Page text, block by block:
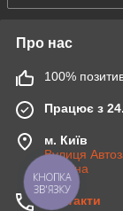
Про нас
100%
Працює з
м. Київ
Вулиця
Україна
Контакти
КНОПКА
ЗВ'ЯЗКУ